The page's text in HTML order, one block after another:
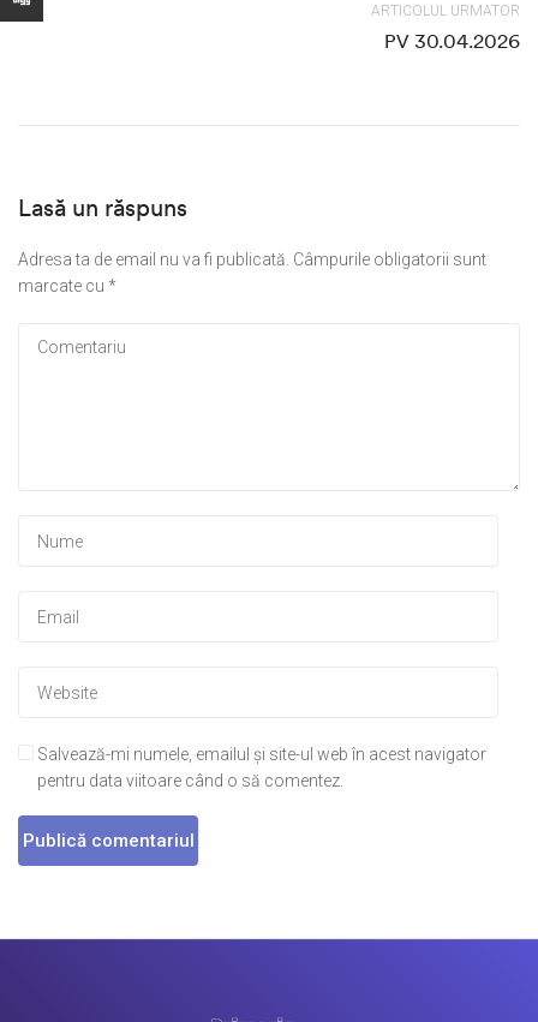
ARTICOLUL URMATOR
PV 30.04.2026
Lasă un răspuns
Adresa ta de email nu va fi publicată. Câmpurile obligatorii sunt
marcate cu *
Salvează-mi numele, emailul și site-ul web în acest navigator
pentru data viitoare când o să comentez.